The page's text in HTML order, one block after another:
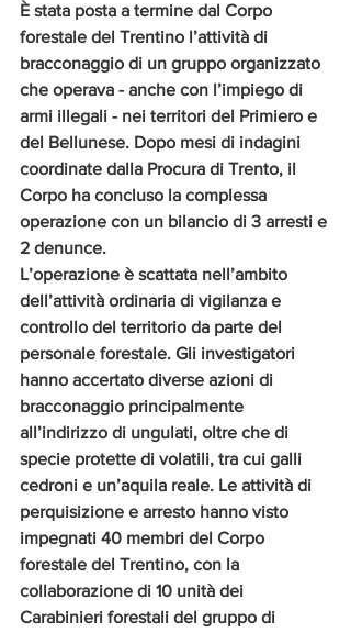
È stata posta a termine dal Corpo
forestale del Trentino l’attività di
bracconaggio di un gruppo organizzato
che operava - anche con l’impiego di
armi illegali - nei territori del Primiero e
del Bellunese. Dopo mesi di indagini
coordinate dalla Procura di Trento, il
Corpo ha concluso la complessa
operazione con un bilancio di 3 arresti e
2 denunce.
L’operazione è scattata nell’ambito
dell’attività ordinaria di vigilanza e
controllo del territorio da parte del
personale forestale. Gli investigatori
hanno accertato diverse azioni di
bracconaggio principalmente
all’indirizzo di ungulati, oltre che di
specie protette di volatili, tra cui galli
cedroni e un’aquila reale. Le attività di
perquisizione e arresto hanno visto
impegnati 40 membri del Corpo
forestale del Trentino, con la
collaborazione di 10 unità dei
Carabinieri forestali del gruppo di